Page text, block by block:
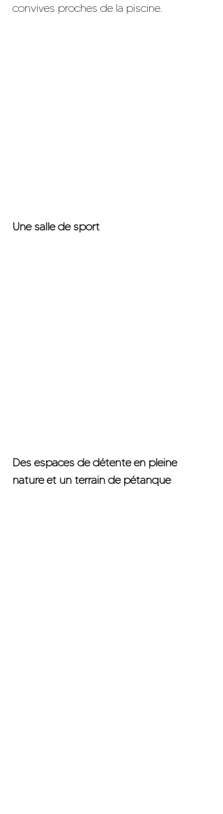
convives proches de la piscine.
Une salle de sport
Des espaces de détente en pleine
nature et un terrain de pétanque